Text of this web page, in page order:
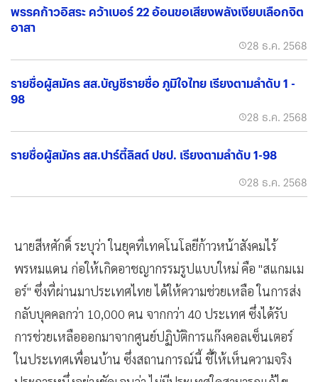
พรรคก้าวอิสระ คว้าเบอร์ 22 อ้อนขอเสียงพลังเงียบเลือกจิต
อาสา
28 ธ.ค. 2568
รายชื่อผู้สมัคร สส.บัญชีรายชื่อ ภูมิใจไทย เรียงตามลำดับ 1 -
98
28 ธ.ค. 2568
รายชื่อผู้สมัคร สส.ปาร์ตี้ลิสต์ ปชป. เรียงตามลำดับ 1-98
28 ธ.ค. 2568
นายสีหศักดิ์ ระบุว่า ในยุคที่เทคโนโลยีก้าวหน้าสังคมไร้
พรหมแดน ก่อให้เกิดอาชญากรรมรูปแบบใหม่ คือ ''สแกมเม
อร์'' ซึ่งที่ผ่านมาประเทศไทย ได้ให้ความช่วยเหลือ ในการส่ง
กลับบุคคลกว่า 10,000 คน จากกว่า 40 ประเทศ ซึ่งได้รับ
การช่วยเหลือออกมาจากศูนย์ปฏิบัติการแก๊งคอลเซ็นเตอร์
ในประเทศเพื่อนบ้าน ซึ่งสถานการณ์นี้ ชี้ให้เห็นความจริง